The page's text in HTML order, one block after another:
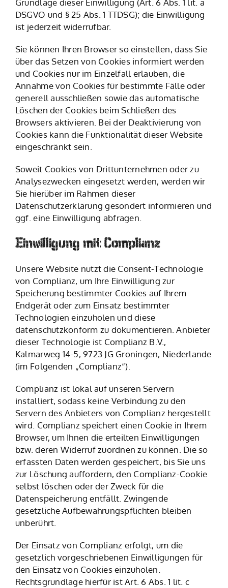
Grundlage dieser Einwilligung (Art. 6 Abs. 1 lit. a
DSGVO und § 25 Abs. 1 TTDSG); die Einwilligung
ist jederzeit widerrufbar.
Sie können Ihren Browser so einstellen, dass Sie
über das Setzen von Cookies informiert werden
und Cookies nur im Einzelfall erlauben, die
Annahme von Cookies für bestimmte Fälle oder
generell ausschließen sowie das automatische
Löschen der Cookies beim Schließen des
Browsers aktivieren. Bei der Deaktivierung von
Cookies kann die Funktionalität dieser Website
eingeschränkt sein.
Soweit Cookies von Drittunternehmen oder zu
Analysezwecken eingesetzt werden, werden wir
Sie hierüber im Rahmen dieser
Datenschutzerklärung gesondert informieren und
ggf. eine Einwilligung abfragen.
Einwilligung mit Complianz
Unsere Website nutzt die Consent-Technologie
von Complianz, um Ihre Einwilligung zur
Speicherung bestimmter Cookies auf Ihrem
Endgerät oder zum Einsatz bestimmter
Technologien einzuholen und diese
datenschutzkonform zu dokumentieren. Anbieter
dieser Technologie ist Complianz B.V.,
Kalmarweg 14-5, 9723 JG Groningen, Niederlande
(im Folgenden „Complianz“).
Complianz ist lokal auf unseren Servern
installiert, sodass keine Verbindung zu den
Servern des Anbieters von Complianz hergestellt
wird. Complianz speichert einen Cookie in Ihrem
Browser, um Ihnen die erteilten Einwilligungen
bzw. deren Widerruf zuordnen zu können. Die so
erfassten Daten werden gespeichert, bis Sie uns
zur Löschung auffordern, den Complianz-Cookie
selbst löschen oder der Zweck für die
Datenspeicherung entfällt. Zwingende
gesetzliche Aufbewahrungspflichten bleiben
unberührt.
Der Einsatz von Complianz erfolgt, um die
gesetzlich vorgeschriebenen Einwilligungen für
den Einsatz von Cookies einzuholen.
Rechtsgrundlage hierfür ist Art. 6 Abs. 1 lit. c